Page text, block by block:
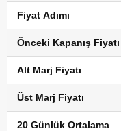
Fiyat Adımı
Önceki Kapanış Fiyatı
Alt Marj Fiyatı
Üst Marj Fiyatı
20 Günlük Ortalama